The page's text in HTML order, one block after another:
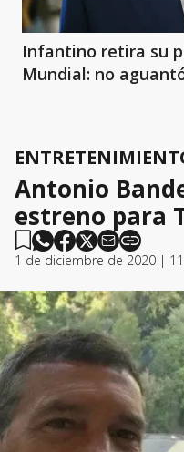
Infantino retira su
Mundial: no
Antonio
estreno para
1 de diciembre de 2020 |